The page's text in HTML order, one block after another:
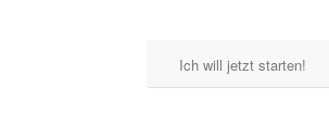
Ich will jetzt starten!